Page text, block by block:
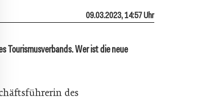
09.03.2023, 14:57 Uhr
Tourismusverbands. Wer ist die neue
des